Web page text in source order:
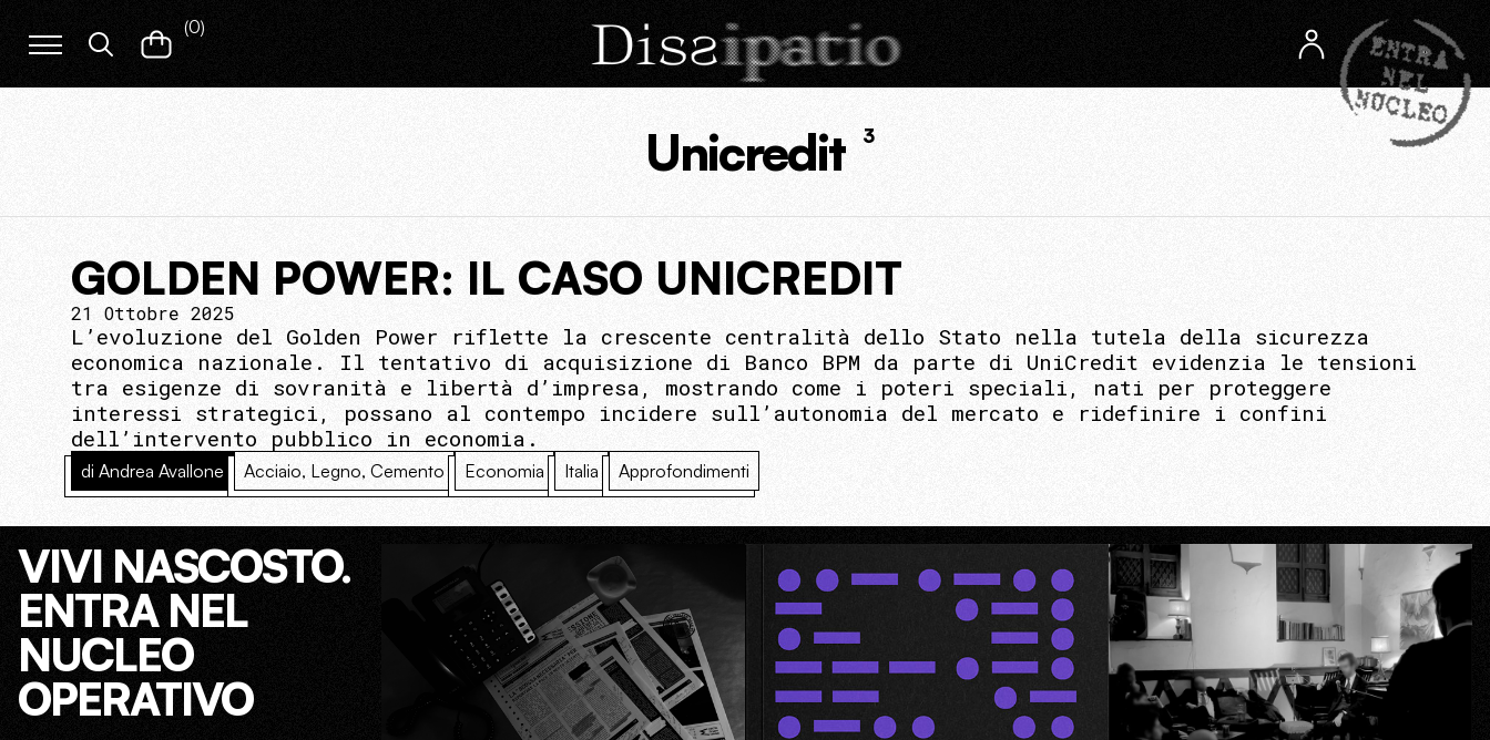
(0)
Unicredit 3
GOLDEN POWER: IL CASO UNICREDIT
21 Ottobre 2025
L’evoluzione del Golden Power riflette la crescente centralità dello Stato nella tutela della sicurezza
economica nazionale. Il tentativo di acquisizione di Banco BPM da parte di UniCredit evidenzia le tensioni
tra esigenze di sovranità e libertà d’impresa, mostrando come i poteri speciali, nati per proteggere
interessi strategici, possano al contempo incidere sull’autonomia del mercato e ridefinire i confini
dell’intervento pubblico in economia.
di Andrea Avallone Acciaio, Legno, Cemento Economia Italia Approfondimenti
VIVI NASCOSTO.
ENTRA NEL
NUCLEO
OPERATIVO